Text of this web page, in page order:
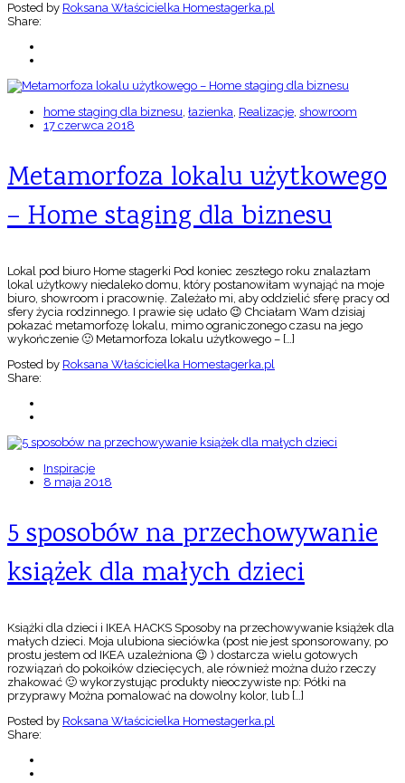
Posted by Roksana Właścicielka Homestagerka.pl
Share:
home staging dla biznesu, łazienka, Realizacje, showroom
17 czerwca 2018
Metamorfoza lokalu użytkowego
– Home staging dla biznesu
Lokal pod biuro Home stagerki Pod koniec zeszłego roku znalazłam
lokal użytkowy niedaleko domu, który postanowiłam wynająć na moje
biuro, showroom i pracownię. Zależało mi, aby oddzielić sferę pracy od
sfery życia rodzinnego. I prawie się udało 😉 Chciałam Wam dzisiaj
pokazać metamorfozę lokalu, mimo ograniczonego czasu na jego
wykończenie 🙂 Metamorfoza lokalu użytkowego – […]
Posted by Roksana Właścicielka Homestagerka.pl
Share:
Inspiracje
8 maja 2018
5 sposobów na przechowywanie
książek dla małych dzieci
Książki dla dzieci i IKEA HACKS Sposoby na przechowywanie książek dla
małych dzieci. Moja ulubiona sieciówka (post nie jest sponsorowany, po
prostu jestem od IKEA uzależniona 😉 ) dostarcza wielu gotowych
rozwiązań do pokoików dziecięcych, ale również można dużo rzeczy
zhakować 🙂 wykorzystując produkty nieoczywiste np: Półki na
przyprawy Można pomalować na dowolny kolor, lub […]
Posted by Roksana Właścicielka Homestagerka.pl
Share: